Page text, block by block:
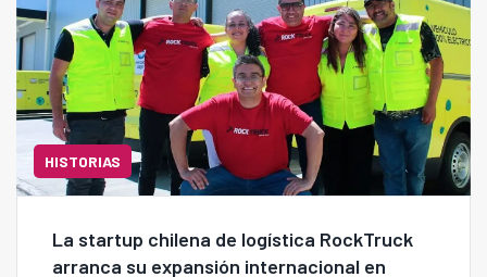
HISTORIAS
La startup chilena de logística RockTruck
arranca su expansión internacional en